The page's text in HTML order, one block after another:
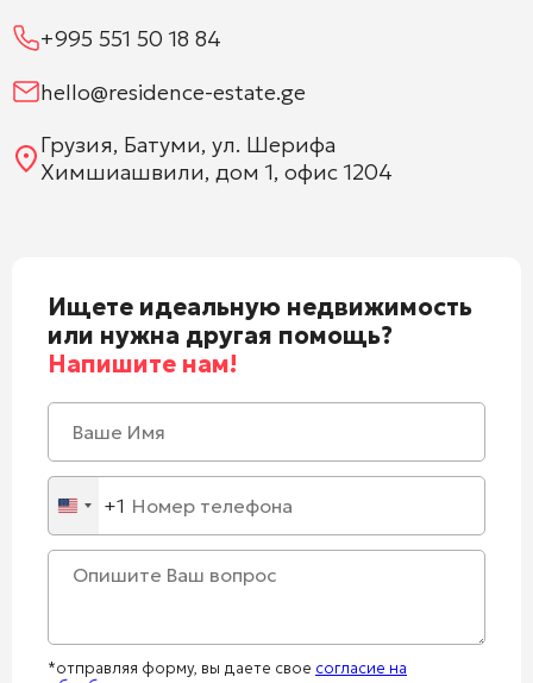
+995 551 50 18 84
hello@residence-estate.ge
Грузия, Батуми, ул. Шерифа
Химшиашвили, дом 1, офис 1204
Ищете идеальную недвижимость
или нужна другая помощь?
Напишите нам!
United
States
+1
+1
*отправляя форму, вы даете свое согласие на